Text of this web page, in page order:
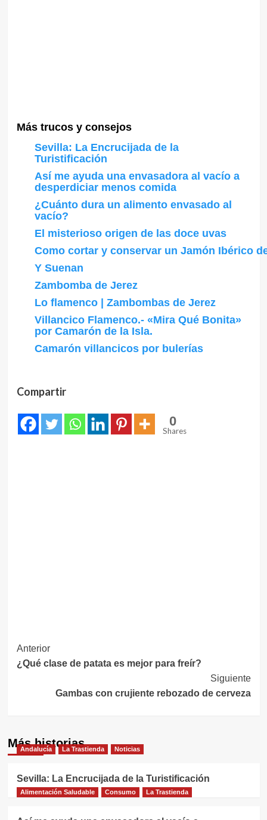
Más trucos y consejos
Sevilla: La Encrucijada de la
Turistificación
Así me ayuda una envasadora al vacío a
desperdiciar menos comida
¿Cuánto dura un alimento envasado al
vacío?
El misterioso origen de las doce uvas
Como cortar y conservar un Jamón Ibérico
Y Suenan
Zambomba de Jerez
Lo flamenco | Zambombas de Jerez
Villancico Flamenco.- «Mira Qué Bonita»
por Camarón de la Isla.
Camarón villancicos por bulerías
Compartir
0
Shares
Navegación
de
entradas
Anterior
¿Qué clase de patata es mejor para freír?
Siguiente
Gambas con crujiente rebozado de cerveza
Más historias
Andalucía La Trastienda Noticias
Sevilla: La Encrucijada de la Turistificación
Alimentación Saludable Consumo La Trastienda